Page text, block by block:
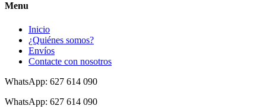
Menu
Inicio
¿Quiénes somos?
Envíos
Contacte con nosotros
WhatsApp: 627 614 090
WhatsApp: 627 614 090